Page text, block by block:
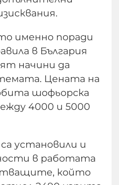
именно поради
в България
начини да
Цената на
шофьорска
4000 и 5000
установили и
в работата
който